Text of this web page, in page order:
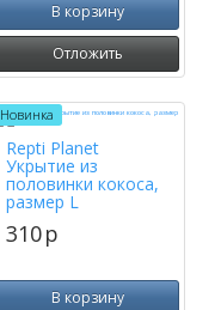
В корзину
Отложить
Новинка
Repti Planet
Укрытие из
половинки кокоса,
размер L
310p
В корзину